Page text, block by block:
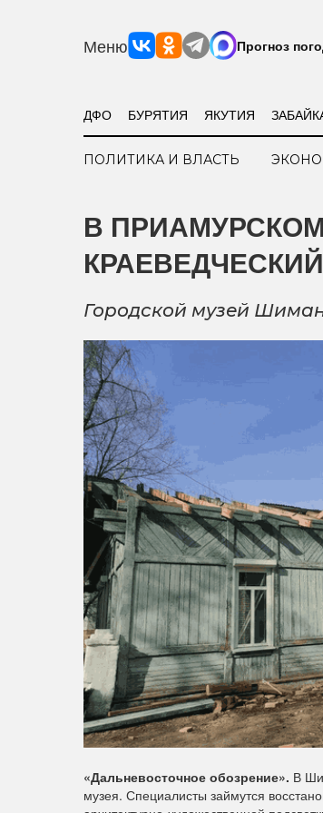
Меню Прогноз
ДФО БУРЯТИЯ ЯКУТИЯ
ПОЛИТИКА И ВЛАСТЬ
В
Городской музей
«Дальневосточное обозрение». В
музея. Специалисты займутся